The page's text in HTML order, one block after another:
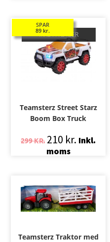
SPAR
89 kr.
IKKE PÅ LAGER
Teamsterz Street Starz
Boom Box Truck
299KR. 210 kr. Inkl.
moms
Teamsterz Traktor med